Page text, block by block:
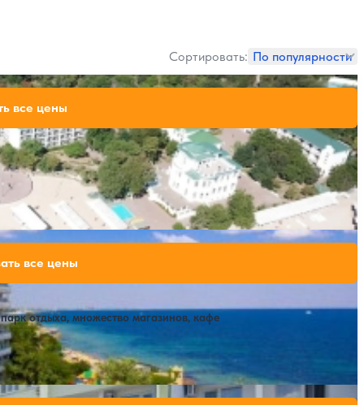
Сортировать: По популярности
бассейн SPA Расстояние до пляжа: 50 метров.
119,000 ₽
все цены
отдыха, множество магазинов, кафе
Расстояние до пляжа: 50-100 метров от корпусов №4, 5, 6, 7.
57,400 ₽
все цены